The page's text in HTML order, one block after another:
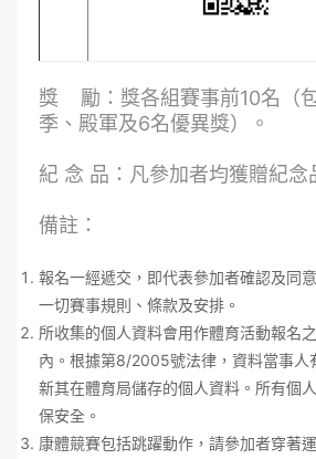
獎 勵：獎各組賽事前10名（
季、殿軍及6名優異獎）。
紀 念 品：凡參加者均獲贈紀念
備註：
報名一經遞交，即代表參加者確認及同
一切賽事規則、條款及安排。
所收集的個人資料會用作體育活動報名
內。根據第8/2005號法律，資料當事人
新其在體育局儲存的個人資料。所有個
保安全。
康體競賽包括跳躍動作，請參加者穿著